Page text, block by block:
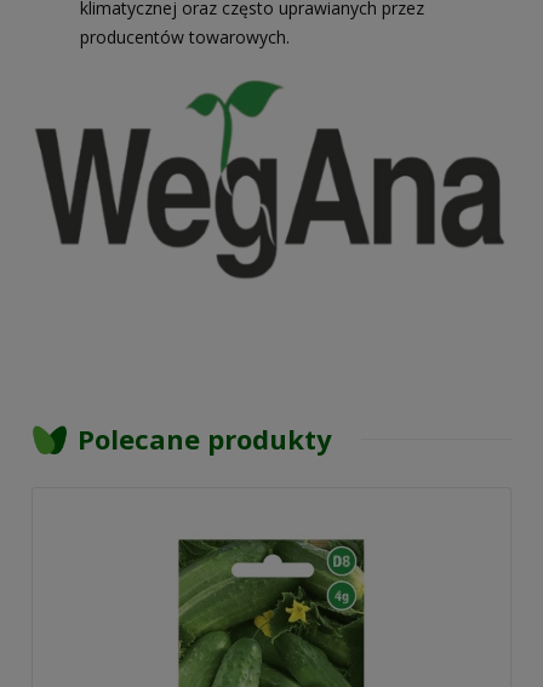
klimatycznej oraz często uprawianych przez
producentów towarowych.
Polecane produkty